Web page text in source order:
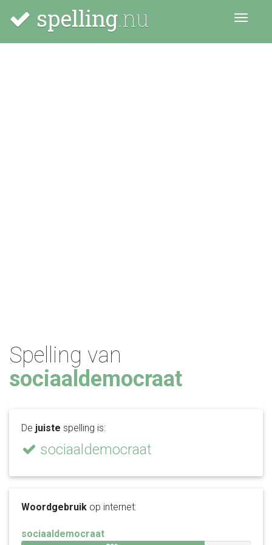
spelling.nu Menu
Spelling van
sociaaldemocraat
De juiste spelling is:
sociaaldemocraat
Woordgebruik op internet:
sociaaldemocraat